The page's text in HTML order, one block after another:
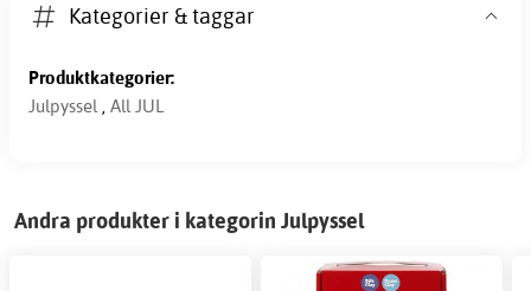
Kategorier & taggar
Produktkategorier:
Julpyssel
All JUL
Andra produkter i kategorin Julpyssel